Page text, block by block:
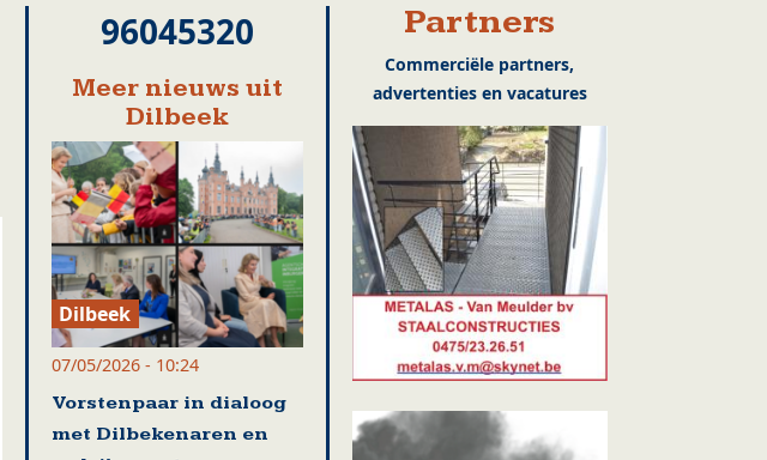
96045320
Meer nieuws uit
Dilbeek
Dilbeek
07/05/2026 - 10:24
Vorstenpaar in dialoog
met Dilbekenaren en
Partners
Commerciële partners,
advertenties en vacatures